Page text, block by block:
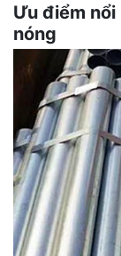
Ưu điểm
nóng